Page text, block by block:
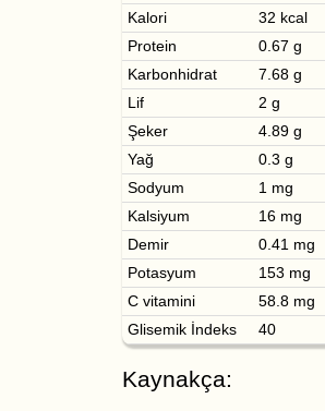
Kalori 32 kcal
Protein
0.67 g
Karbonhidrat
7.68 g
Lif
2 g
Şeker
4.89 g
Yağ
0.3 g
Sodyum
1 mg
Kalsiyum
16 mg
Demir
0.41 mg
Potasyum
153 mg
C vitamini
58.8 mg
Glisemik İndeks
40
Kaynakça: